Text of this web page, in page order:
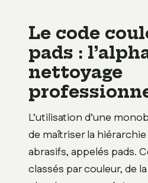
Le code
pads :
nettoyage
L’utilisation d’une
de maîtriser la
abrasifs, appelés pads.
classés par couleur, de